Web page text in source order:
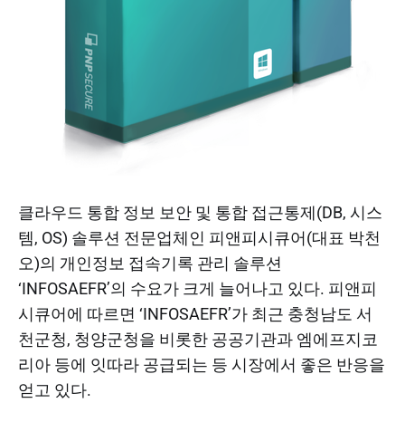
클라우드 통합 정보 보안 및 통합 접근통제(DB, 시스
템, OS) 솔루션 전문업체인 피앤피시큐어(대표 박천
오)의 개인정보 접속기록 관리 솔루션
‘INFOSAEFR’의 수요가 크게 늘어나고 있다. 피앤피
시큐어에 따르면 ‘INFOSAEFR’가 최근 충청남도 서
천군청, 청양군청을 비롯한 공공기관과 엠에프지코
리아 등에 잇따라 공급되는 등 시장에서 좋은 반응을
얻고 있다.